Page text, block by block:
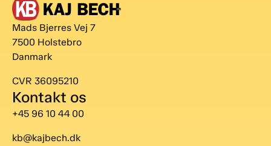
Mads Bjerres Vej 7
7500 Holstebro
Danmark
CVR 36095210
Kontakt os
+45 96 10 44 00
kb@kajbech.dk